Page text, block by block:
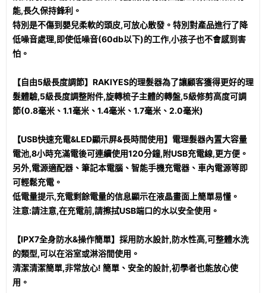
能,長久保持鋒利。
特別是不傷到嬰兒柔軟的頭皮,可放心散發。特別對產品進行了降
低噪音處理,即使低噪音(60db以下)的工作,小孩子也不會感到害
怕。
【自由5級長度調節】RAKIYES的理髮器為了讓顧客獲得更好的理
髮體驗,5級長度調整附件,旋轉梳子主體的轉盤,5級修剪高度可調
節(0.8毫米、1.1毫米、1.4毫米、1.7毫米、2.0毫米)
【USB快速充電&LED顯示屏&長時間使用】電理髮器內置大容量
電池,8小時充滿電後可連續使用120分鐘,附USB充電線,更方便。
另外,電源適配器、筆記本電腦、智能手機充電器、車內電源等即
可輕鬆充電。
低電量提示,充電剩餘電量的信息顯示在液晶畫面上簡單易懂。
注意:請注意,在充電前,請擦拭USB端口的水以安全使用。
【IPX7全身防水&操作簡單】採用防水設計,防水性高,可整體水洗
的類型,可以在浴室或淋浴間使用。
清潔清潔簡單,非常放心! 簡單、安全的設計,初學者也能放心使
用。